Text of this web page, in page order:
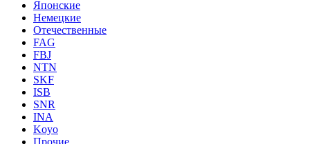
Японские
Немецкие
Отечественные
FAG
FBJ
NTN
SKF
ISB
SNR
INA
Koyo
Прочие